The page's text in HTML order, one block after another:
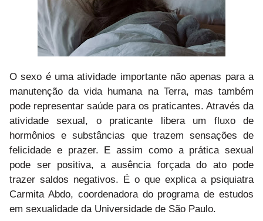
O sexo é uma atividade importante não apenas para a
manutenção da vida humana na Terra, mas também
pode representar saúde para os praticantes. Através da
atividade sexual, o praticante libera um fluxo de
hormônios e substâncias que trazem sensações de
felicidade e prazer. E assim como a prática sexual
pode ser positiva, a ausência forçada do ato pode
trazer saldos negativos. É o que explica a psiquiatra
Carmita Abdo, coordenadora do programa de estudos
em sexualidade da Universidade de São Paulo. ⁠